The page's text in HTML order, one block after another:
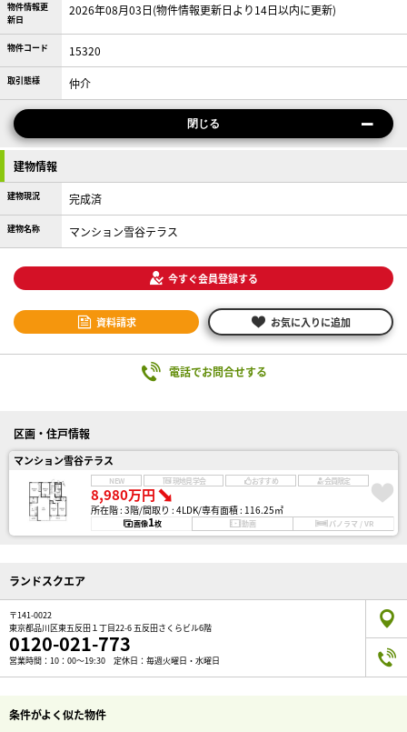
物件情報更
新日
2026年08月03日(物件情報更新日より14日以内に更新)
物件コード 15320
取引態様 仲介
閉じる
建物情報
建物現況 完成済
建物名称 マンション雪谷テラス
今すぐ会員登録する
資料請求 お気に入りに追加
電話でお問合せする
区画・住戸情報
マンション雪谷テラス
NEW 現地見学会 おすすめ 会員限定
8,980万円
所在階 : 3階 間取り : 4LDK 専有面積 : 116.25㎡
画像1枚 動画 パノラマ / VR
ランドスクエア
〒141-0022
東京都品川区東五反田１丁目22-6 五反田さくらビル6階
0120-021-773
営業時間：10：00～19:30 定休日：毎週火曜日・水曜日
条件がよく似た物件